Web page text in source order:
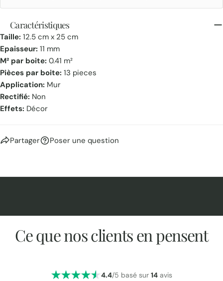
Caractéristiques
Taille: 12.5 cm x 25 cm
Epaisseur: 11 mm
M² par boite: 0.41 m²
Pièces par boite: 13 pieces
Application: Mur
Rectifié: Non
Effets: Décor
Partager Poser une question
Ce que nos clients en pensent
4.4/5 basé sur 14avis